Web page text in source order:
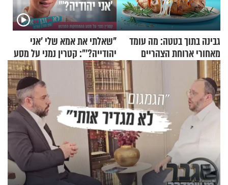
גבינה בתוך בטטה: מה עומד
מאחורי ארוחת הצהריים
שכבשה את הרשת?
"שאלתי את אמא שלי 'אני
יהודייה?'": קטרין נמני על מסע
ההתחזקות המרגש